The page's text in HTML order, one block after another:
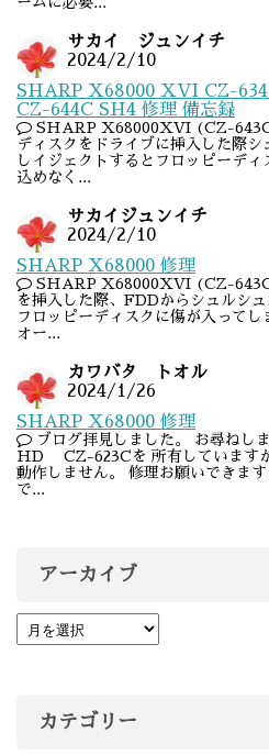
サカイ ジュンイチ
2024/2/10
SHARP X68000 XVI CZ-
CZ-644C SH4 修理 備忘録
SHARP X68000XVI (CZ-
ディスクをドライブに挿入した際
しイジェクトするとフロッピーデ
込めなく...
サカイジュンイチ
2024/2/10
SHARP X68000 修理
SHARP X68000XVI (CZ-
を挿入した際、FDDからシュルシュ
フロッピーディスクに傷が入って
オー...
カワバタ トオル
2024/1/26
SHARP X68000 修理
ブログ拝見しました。 お尋ね
HD CZ-623Cを 所有しています
動作しません。 修理お願いできま
で...
アーカイブ
カテゴリー